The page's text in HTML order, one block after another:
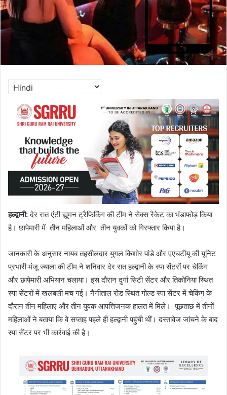
हल्द्वानी:देर रात एंटी ह्यूमन ट्रैफिकिंग की टीम ने सेक्स रैकेट का भंडाफोड़ किया
है। छापेमारी में तीन महिलाओं और तीन युवकों को गिरफ्तार किया है।
जानकारी के अनुसार नायब तहसीलदार युगल किशोर पांडे और एएचटीयू की यूनिट
प्रभारी मंजू ज्याला की टीम ने शनिवार देर रात हल्द्वानी के स्पा सेंटरों पर चेकिंग
और छापेमारी अभियान चलाया। इस दौरान दुर्गा सिटी सेंटर और तिकोनिया स्थित
स्पा सेंटरों में खलबली मच गई। नैनीताल रोड स्थित गोल्ड स्पा सेंटर में चेकिंग के
दौरान तीन महिलाएं और तीन युवक आपत्तिजनक हालत में मिले। पूछताछ में तीनों
महिलाओं ने बताया कि वे सप्ताह पहले ही हल्द्वानी पहुंची थीं। दस्तावेज जांचने के बाद
स्पा सेंटर पर भी कार्रवाई की है।